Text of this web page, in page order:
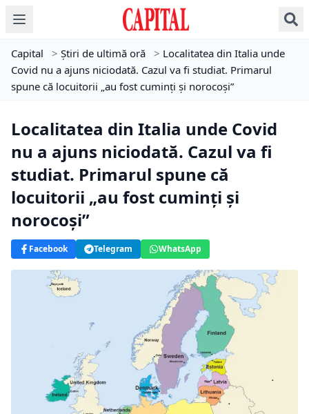
Capital > Știri de ultimă oră > Localitatea din Italia unde
Covid nu a ajuns niciodată. Cazul va fi studiat. Primarul
spune că locuitorii „au fost cuminți și norocoși”
Localitatea din Italia unde Covid
nu a ajuns niciodată. Cazul va fi
studiat. Primarul spune că
locuitorii „au fost cuminți și
norocoși”
Facebook Telegram WhatsApp